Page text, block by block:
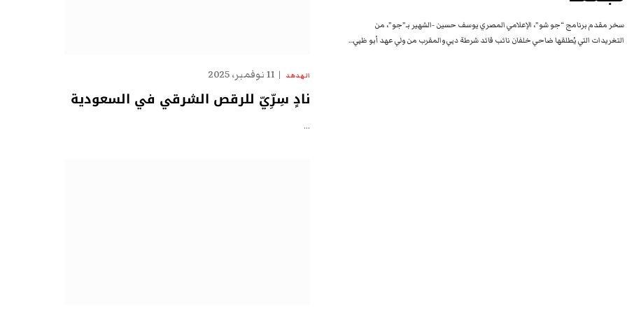
سخر مقدم برنامج “جو شو”، الإعلامي المصري يوسف حسين -الشهير بـ”جو”، من
التغريدات التي يُطلقها ضاحي خلفان نائب قائد شرطة دبي والمقرب من ولي عهد أبو ظبي…
الهدهد 11 نوفمبر، 2025
نادٍ سِرِّيّ للرقص الشرقي في السعودية
…